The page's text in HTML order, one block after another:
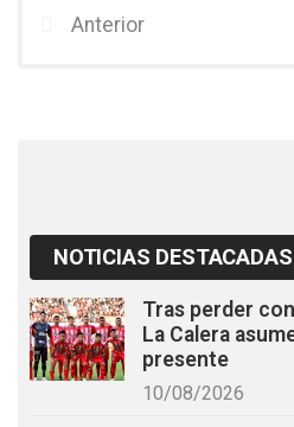
b
er
Anterior
NOTICIAS DESTACADAS
Tras perder
La Calera
presente
10/08/2026